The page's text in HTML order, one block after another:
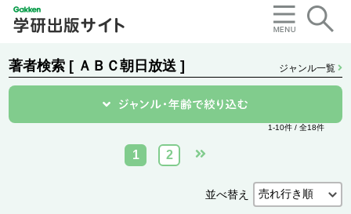
著者検索 [ ＡＢＣ朝日放送 ] ジャンル一覧
1-10件 / 全18件
1 2
並べ替え